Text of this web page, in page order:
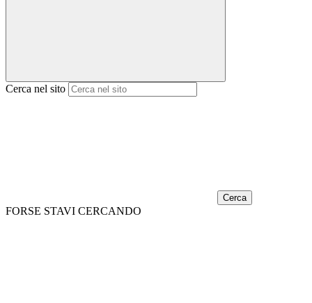
Cerca nel sito
Cerca
FORSE STAVI CERCANDO